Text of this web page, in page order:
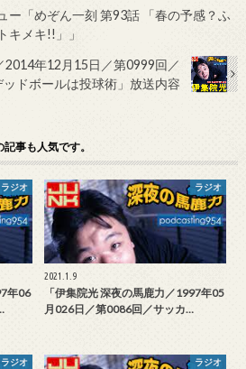
ー「めぞん一刻 第93話 「春の予感？ふ
キメキ!!」」
2014年12月15日／第0999回／
ドボールは投球術」放送内容
記事も人気です。
ラジオ
年06
ラジオ
2021.1.9
「伊集院光 深夜の馬鹿力／1997年05
月026日／第0086回／サッカ…
ラジオ ラジオ